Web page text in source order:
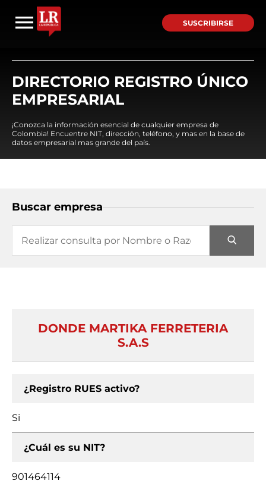
SUSCRIBIRSE
DIRECTORIO REGISTRO ÚNICO
EMPRESARIAL
¡Conozca la información esencial de cualquier empresa de
Colombia! Encuentre NIT, dirección, teléfono, y mas en la base de
datos empresarial mas grande del país.
Buscar empresa
DONDE MARTIKA FERRETERIA
S.A.S
¿Registro RUES activo?
Si
¿Cuál es su NIT?
901464114